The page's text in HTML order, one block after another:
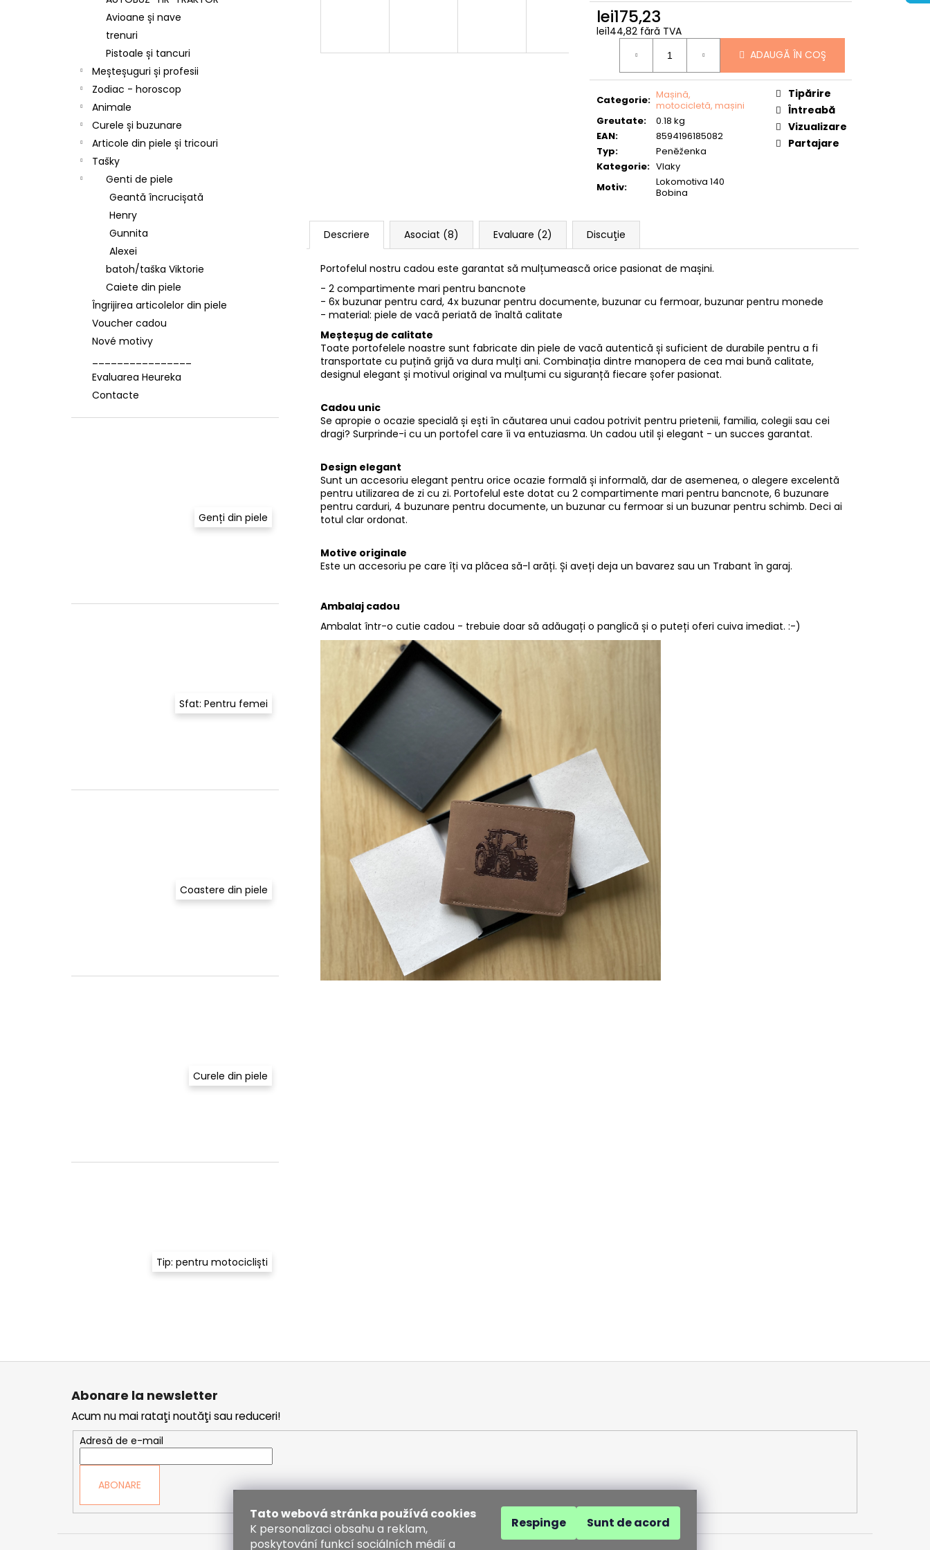
Tato webová stránka používá cookies
K personalizaci obsahu a reklam,
poskytování funkcí sociálních médií a
Respinge Sunt de acord
Avioane și nave
trenuri
Pistoale și tancuri
Meșteșuguri și profesii
Zodiac - horoscop
Animale
Curele și buzunare
Articole din piele și tricouri
Tašky
Genti de piele
Geantă încrucișată
Henry
Gunnita
Alexei
batoh/taška Viktorie
Caiete din piele
Îngrijirea articolelor din piele
Voucher cadou
Nové motivy
Evaluarea Heureka
Contacte
Genți din piele
Sfat: Pentru femei
Coastere din piele
Curele din piele
Tip: pentru motocicliști
lei175,23
lei144,82 fără TVA
Evaluare
ADAUGĂ ÎN COŞ
Categorie: Mașină,
motocicletă, mașini
Greutate:
0.18 kg
EAN:
8594196185082
Typ:
Peněženka
Kategorie: Vlaky
Motiv:
Lokomotiva 140
Bobina
Tipărire
Întreabă
Vizualizare
Partajare
Descriere Asociat (8) Evaluare (2) Discuţie
Portofelul nostru cadou este garantat să mulțumească orice pasionat de mașini.
- 2 compartimente mari pentru bancnote
- 6x buzunar pentru card, 4x buzunar pentru documente, buzunar cu fermoar, buzunar pentru monede
- material: piele de vacă periată de înaltă calitate
Meșteșug de calitate
Toate portofelele noastre sunt fabricate din piele de vacă autentică și suficient de durabile pentru a fi
transportate cu puțină grijă va dura mulți ani. Combinația dintre manopera de cea mai bună calitate,
designul elegant și motivul original va mulțumi cu siguranță fiecare șofer pasionat.
Cadou unic
Se apropie o ocazie specială și ești în căutarea unui cadou potrivit pentru prietenii, familia, colegii sau cei
dragi? Surprinde-i cu un portofel care îi va entuziasma. Un cadou util și elegant - un succes garantat.
Design elegant
Sunt un accesoriu elegant pentru orice ocazie formală și informală, dar de asemenea, o alegere excelentă
pentru utilizarea de zi cu zi. Portofelul este dotat cu 2 compartimente mari pentru bancnote, 6 buzunare
pentru carduri, 4 buzunare pentru documente, un buzunar cu fermoar si un buzunar pentru schimb. Deci ai
totul clar ordonat.
Motive originale
Este un accesoriu pe care îți va plăcea să-l arăți. Și aveți deja un bavarez sau un Trabant în garaj.
Ambalaj cadou
Ambalat într-o cutie cadou - trebuie doar să adăugați o panglică și o puteți oferi cuiva imediat. :-)
Abonare la newsletter
Acum nu mai rataţi noutăţi sau reduceri!
Adresă de e-mail
ABONARE